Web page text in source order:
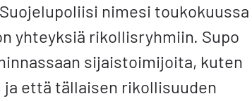
nimesi toukokuussa
yhteyksiä rikollisryhmiin. Supo
sijaistoimijoita, kuten
että tällaisen rikollisuuden